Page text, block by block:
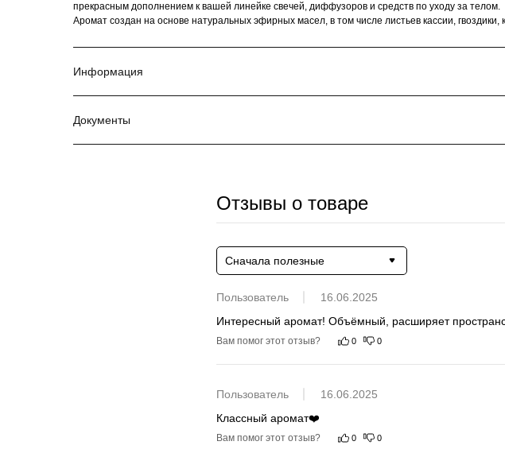
прекрасным дополнением к вашей линейке свечей, диффузоров и средств по уходу за телом.
Аромат создан на основе натуральных эфирных масел, в том числе листьев кассии, гвоздики,
Информация
Документы
Отзывы о товаре
Сначала полезные
Пользователь
16.06.2025
Интересный аромат! Объёмный, расширяет
Вам помог этот отзыв? 0 0
Пользователь
16.06.2025
Классный аромат❤️
Вам помог этот отзыв? 0 0